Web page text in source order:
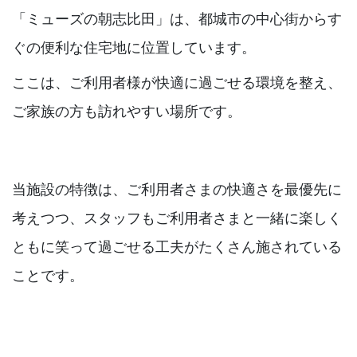
「ミューズの朝志比田」は、都城市の中心街からす
ぐの便利な住宅地に位置しています。
ここは、ご利用者様が快適に過ごせる環境を整え、
ご家族の方も訪れやすい場所です。
当施設の特徴は、ご利用者さまの快適さを最優先に
考えつつ、スタッフもご利用者さまと一緒に楽しく
ともに笑って過ごせる工夫がたくさん施されている
ことです。